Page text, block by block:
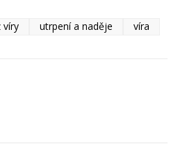
víry utrpení a naděje víra